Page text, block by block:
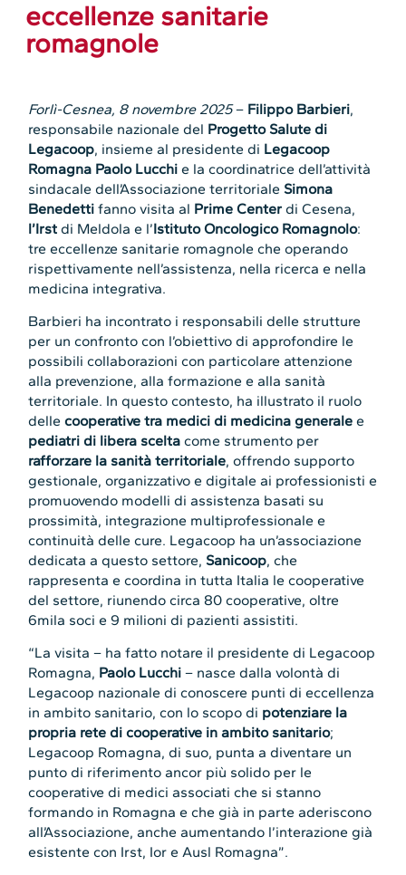
eccellenze sanitarie
romagnole
Forlì-Cesnea, 8 novembre 2025– Filippo Barbieri,
responsabile nazionale del Progetto Salute di
Legacoop, insieme al presidente di Legacoop
Romagna Paolo Lucchi e la coordinatrice dell’attività
sindacale dell’Associazione territoriale Simona
Benedetti fanno visita al Prime Centerdi Cesena,
l’Irstdi Meldola e l’Istituto Oncologico Romagnolo:
tre eccellenze sanitarie romagnole che operando
rispettivamente nell’assistenza, nella ricerca e nella
medicina integrativa.
Barbieri ha incontrato i responsabili delle strutture
per un confronto con l’obiettivo di approfondire le
possibili collaborazioni con particolare attenzione
alla prevenzione, alla formazione e alla sanità
territoriale. In questo contesto, ha illustrato il ruolo
dellecooperative tra medici di medicina generale e
pediatri di libera scelta come strumento per
rafforzare la sanità territoriale, offrendo supporto
gestionale, organizzativo e digitale ai professionisti e
promuovendo modelli di assistenza basati su
prossimità, integrazione multiprofessionale e
continuità delle cure. Legacoop ha un’associazione
dedicata a questo settore, Sanicoop, che
rappresenta e coordina in tutta Italia le cooperative
del settore, riunendo circa 80 cooperative, oltre
6mila soci e 9 milioni di pazienti assistiti.
“La visita – ha fatto notare il presidente di Legacoop
Romagna, Paolo Lucchi– nasce dalla volontà di
Legacoop nazionale di conoscere punti di eccellenza
in ambito sanitario, con lo scopo di potenziare la
propria rete di cooperative in ambito sanitario;
Legacoop Romagna, di suo, punta a diventare un
punto di riferimento ancor più solido per le
cooperative di medici associati che si stanno
formando in Romagna e che già in parte aderiscono
all’Associazione, anche aumentando l’interazione già
esistente con Irst, Ior e Ausl Romagna”.